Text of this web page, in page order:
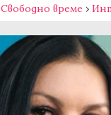
Свободно време ›